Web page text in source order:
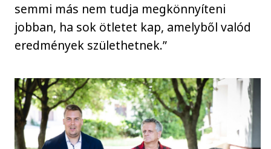
semmi más nem tudja megkönnyíteni
jobban, ha sok ötletet kap, amelyből valód
eredmények születhetnek.”